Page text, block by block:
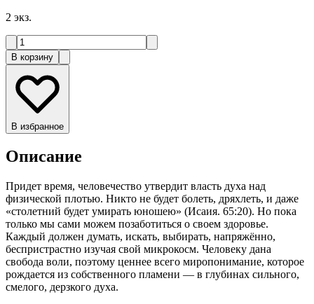
2 экз.
В корзину
В избранное
Описание
Придет время, человечество утвердит власть духа над
физической плотью. Никто не будет болеть, дряхлеть, и даже
«столетний будет умирать юношею» (Исаия. 65:20). Но пока
только мы сами можем позаботиться о своем здоровье.
Каждый должен думать, искать, выбирать, напряжённо,
беспристрастно изучая свой микрокосм. Человеку дана
свобода воли, поэтому ценнее всего миропонимание, которое
рождается из собственного пламени — в глубинах сильного,
смелого, дерзкого духа.